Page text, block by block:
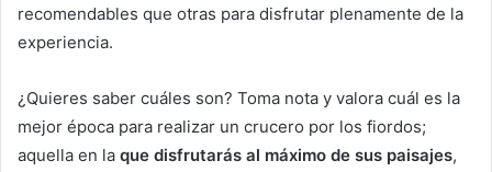
recomendables que otras para disfrutar plenamente de la
experiencia.
¿Quieres saber cuáles son? Toma nota y valora cuál es la
mejor época para realizar un crucero por los fiordos;
aquella en la que disfrutarás al máximo de sus paisajes,